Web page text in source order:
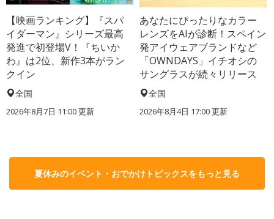
【映画ランキング】『スパ
イダーマン』シリーズ最高
発進で初登場V！『ちいか
わ』は2位、新作3本がラン
クイン
全国
2026年8月7日 11:00更新
あなたにぴったりなカラー
レンズをAIが診断！スペイン
発アイウェアブランドなど
「OWNDAYS」イチオシの
サングラスが続々リリース
全国
2026年8月4日 17:00更新
夏休みのイベント・おでかけトピックスをもっと見る